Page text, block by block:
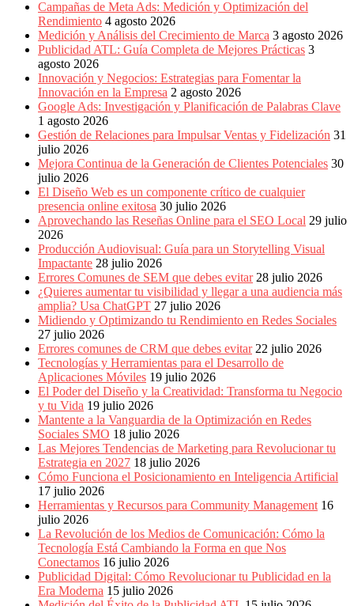
Diseño
Móviles,
Estrategias
Digitales,
Estrategias
Publicitarias,
Alianzas,
Clientes,
Innovación,
Tecnología,
Noticias,
Artículos,
Gente,
Contenidos
Calidad,
Eventos
Marketing,
Mercadotecnia,
Eventos
Publicitarios,
Colecciónes,
Marcas,
Insigns,
Radio,
Creatividad,
SEO,
Free
RRPP,
Comerciales,
Periodismo,
Revistas,
Magazines
ATL,
Campañas de Meta Ads: Medición y Optimización del
Rendimiento 4 agosto 2026
Medición y Análisis del Crecimiento de Marca 3 agosto 2026
Publicidad ATL: Guía Completa de Mejores Prácticas 3
agosto 2026
Innovación y Negocios: Estrategias para Fomentar la
Innovación en la Empresa 2 agosto 2026
Google Ads: Investigación y Planificación de Palabras Clave
1 agosto 2026
Gestión de Relaciones para Impulsar Ventas y Fidelización 31
julio 2026
Mejora Continua de la Generación de Clientes Potenciales 30
julio 2026
El Diseño Web es un componente crítico de cualquier
presencia online exitosa 30 julio 2026
Aprovechando las Reseñas Online para el SEO Local 29 julio
2026
Producción Audiovisual: Guía para un Storytelling Visual
Impactante 28 julio 2026
Errores Comunes de SEM que debes evitar 28 julio 2026
¿Quieres aumentar tu visibilidad y llegar a una audiencia más
amplia? Usa ChatGPT 27 julio 2026
Midiendo y Optimizando tu Rendimiento en Redes Sociales
27 julio 2026
Errores comunes de CRM que debes evitar 22 julio 2026
Tecnologías y Herramientas para el Desarrollo de
Aplicaciones Móviles 19 julio 2026
El Poder del Diseño y la Creatividad: Transforma tu Negocio
y tu Vida 19 julio 2026
Mantente a la Vanguardia de la Optimización en Redes
Sociales SMO 18 julio 2026
Las Mejores Tendencias de Marketing para Revolucionar tu
Estrategia en 2027 18 julio 2026
Cómo Funciona el Posicionamiento en Inteligencia Artificial
17 julio 2026
Herramientas y Recursos para Community Management 16
julio 2026
La Revolución de los Medios de Comunicación: Cómo la
Tecnología Está Cambiando la Forma en que Nos
Conectamos 16 julio 2026
Publicidad Digital: Cómo Revolucionar tu Publicidad en la
Era Moderna 15 julio 2026